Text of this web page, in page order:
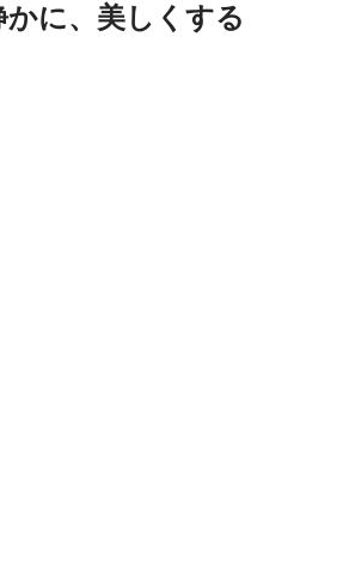
に、美しくする